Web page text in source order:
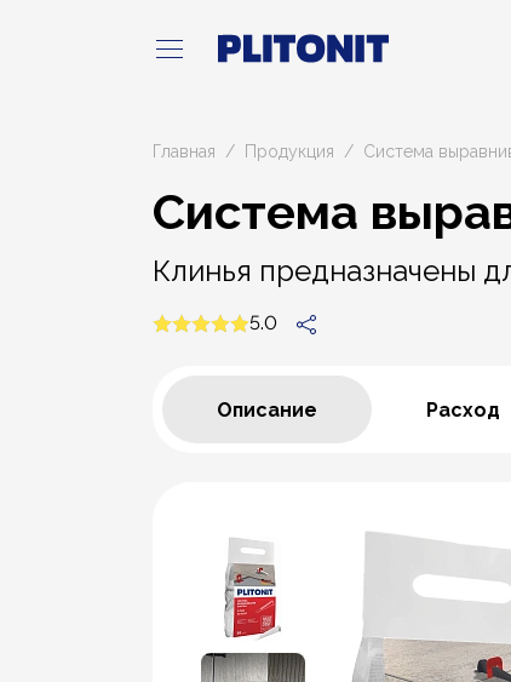
Главная Продукция Система
Система
Клинья предназначены
5.0
Описание Расход